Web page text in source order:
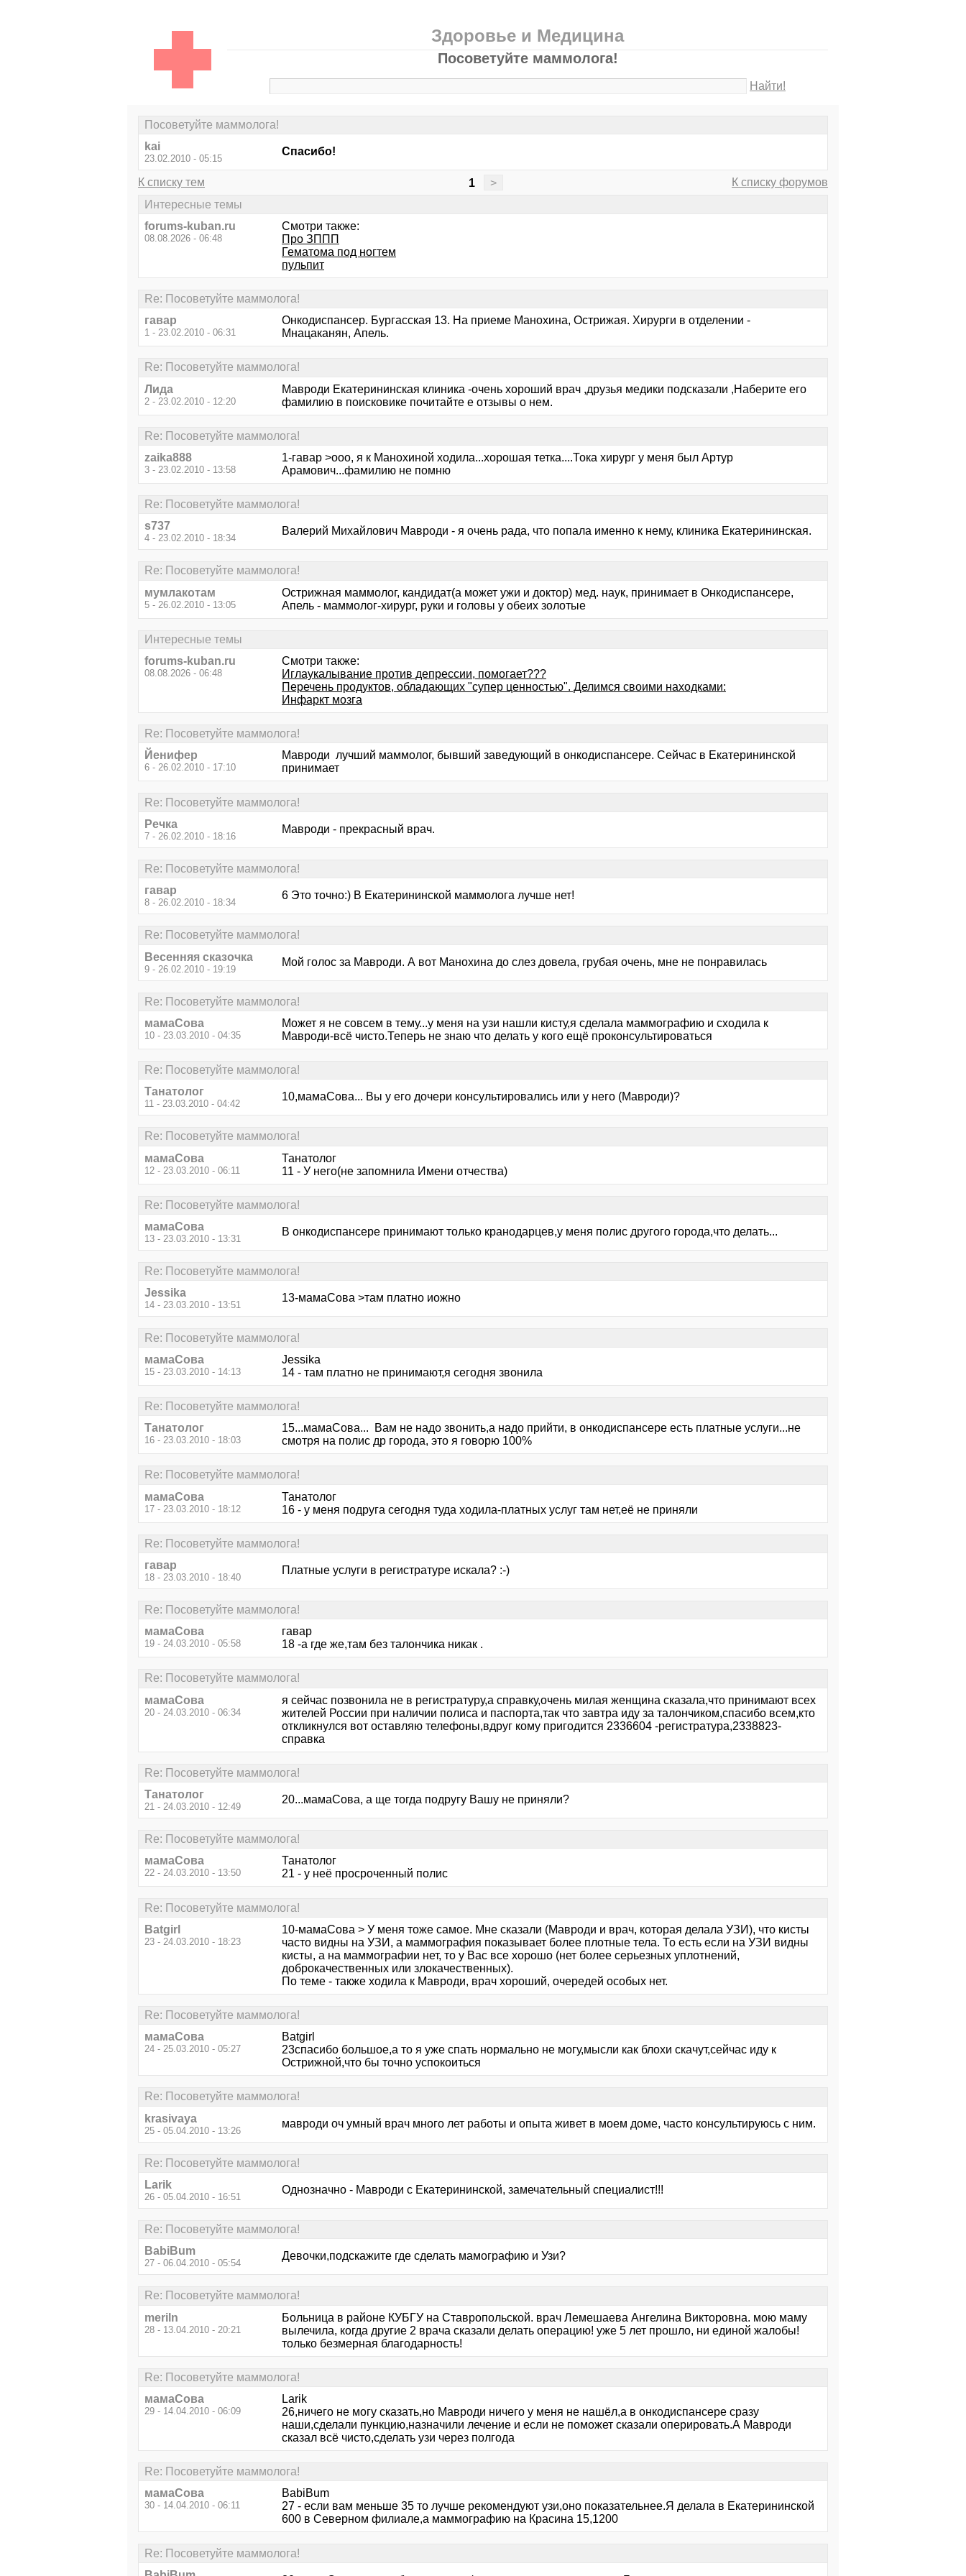
Здоровье и Медицина
Посоветуйте маммолога!
Найти!
Посоветуйте маммолога!
kai
23.02.2010 - 05:15
Спасибо!
К списку тем 1 >
К списку форумов
Интересные темы
forums-kuban.ru
08.08.2026 - 06:48
Смотри также:
Про ЗППП
Гематома под ногтем
пульпит
Re: Посоветуйте маммолога!
гавар
1 - 23.02.2010 - 06:31
Онкодиспансер. Бургасская 13. На приеме Манохина, Острижая. Хирурги в отделении -
Мнацаканян, Апель.
Re: Посоветуйте маммолога!
Лида
2 - 23.02.2010 - 12:20
Мавроди Екатерининская клиника -очень хороший врач ,друзья медики подсказали ,Наберите его
фамилию в поисковике почитайте е отзывы о нем.
Re: Посоветуйте маммолога!
zaika888
3 - 23.02.2010 - 13:58
1-гавар >ооо, я к Манохиной ходила...хорошая тетка....Тока хирург у меня был Артур
Арамович...фамилию не помню
Re: Посоветуйте маммолога!
s737
4 - 23.02.2010 - 18:34
Валерий Михайлович Мавроди - я очень рада, что попала именно к нему, клиника Екатерининская.
Re: Посоветуйте маммолога!
мумлакотам
5 - 26.02.2010 - 13:05
Острижная маммолог, кандидат(а может ужи и доктор) мед. наук, принимает в Онкодиспансере,
Апель - маммолог-хирург, руки и головы у обеих золотые
Интересные темы
forums-kuban.ru
08.08.2026 - 06:48
Смотри также:
Иглаукалывание против депрессии, помогает???
Перечень продуктов, обладающих "супер ценностью". Делимся своими находками:
Инфаркт мозга
Re: Посоветуйте маммолога!
Йенифер
6 - 26.02.2010 - 17:10
Мавроди лучший маммолог, бывший заведующий в онкодиспансере. Сейчас в Екатерининской
принимает
Re: Посоветуйте маммолога!
Речка
7 - 26.02.2010 - 18:16
Мавроди - прекрасный врач.
Re: Посоветуйте маммолога!
гавар
8 - 26.02.2010 - 18:34
6 Это точно:) В Екатерининской маммолога лучше нет!
Re: Посоветуйте маммолога!
Весенняя сказочка
9 - 26.02.2010 - 19:19
Мой голос за Мавроди. А вот Манохина до слез довела, грубая очень, мне не понравилась
Re: Посоветуйте маммолога!
мамаСова
10 - 23.03.2010 - 04:35
Может я не совсем в тему...у меня на узи нашли кисту,я сделала маммографию и сходила к
Мавроди-всё чисто.Теперь не знаю что делать у кого ещё проконсультироваться
Re: Посоветуйте маммолога!
Танатолог
11 - 23.03.2010 - 04:42
10,мамаСова... Вы у его дочери консультировались или у него (Мавроди)?
Re: Посоветуйте маммолога!
мамаСова
12 - 23.03.2010 - 06:11
Танатолог
11 - У него(не запомнила Имени отчества)
Re: Посоветуйте маммолога!
мамаСова
13 - 23.03.2010 - 13:31
В онкодиспансере принимают только кранодарцев,у меня полис другого города,что делать...
Re: Посоветуйте маммолога!
Jessika
14 - 23.03.2010 - 13:51
13-мамаСова >там платно иожно
Re: Посоветуйте маммолога!
мамаСова
15 - 23.03.2010 - 14:13
Jessika
14 - там платно не принимают,я сегодня звонила
Re: Посоветуйте маммолога!
Танатолог
16 - 23.03.2010 - 18:03
15...мамаСова... Вам не надо звонить,а надо прийти, в онкодиспансере есть платные услуги...не
смотря на полис др города, это я говорю 100%
Re: Посоветуйте маммолога!
мамаСова
17 - 23.03.2010 - 18:12
Танатолог
16 - у меня подруга сегодня туда ходила-платных услуг там нет,её не приняли
Re: Посоветуйте маммолога!
гавар
18 - 23.03.2010 - 18:40
Платные услуги в регистратуре искала? :-)
Re: Посоветуйте маммолога!
мамаСова
19 - 24.03.2010 - 05:58
гавар
18 -а где же,там без талончика никак .
Re: Посоветуйте маммолога!
мамаСова
20 - 24.03.2010 - 06:34
я сейчас позвонила не в регистратуру,а справку,очень милая женщина сказала,что принимают всех
жителей России при наличии полиса и паспорта,так что завтра иду за талончиком,спасибо всем,кто
откликнулся вот оставляю телефоны,вдруг кому пригодится 2336604 -регистратура,2338823-
справка
Re: Посоветуйте маммолога!
Танатолог
21 - 24.03.2010 - 12:49
20...мамаСова, а ще тогда подругу Вашу не приняли?
Re: Посоветуйте маммолога!
мамаСова
22 - 24.03.2010 - 13:50
Танатолог
21 - у неё просроченный полис
Re: Посоветуйте маммолога!
Batgirl
23 - 24.03.2010 - 18:23
10-мамаСова > У меня тоже самое. Мне сказали (Мавроди и врач, которая делала УЗИ), что кисты
часто видны на УЗИ, а маммография показывает более плотные тела. То есть если на УЗИ видны
кисты, а на маммографии нет, то у Вас все хорошо (нет более серьезных уплотнений,
доброкачественных или злокачественных).
По теме - также ходила к Мавроди, врач хороший, очередей особых нет.
Re: Посоветуйте маммолога!
мамаСова
24 - 25.03.2010 - 05:27
Batgirl
23спасибо большое,а то я уже спать нормально не могу,мысли как блохи скачут,сейчас иду к
Острижной,что бы точно успокоиться
Re: Посоветуйте маммолога!
krasivaya
25 - 05.04.2010 - 13:26
мавроди оч умный врач много лет работы и опыта живет в моем доме, часто консультируюсь с ним.
Re: Посоветуйте маммолога!
Larik
26 - 05.04.2010 - 16:51
Однозначно - Мавроди с Екатерининской, замечательный специалист!!!
Re: Посоветуйте маммолога!
BabiBum
27 - 06.04.2010 - 05:54
Девочки,подскажите где сделать мамографию и Узи?
Re: Посоветуйте маммолога!
meriln
28 - 13.04.2010 - 20:21
Больница в районе КУБГУ на Ставропольской. врач Лемешаева Ангелина Викторовна. мою маму
вылечила, когда другие 2 врача сказали делать операцию! уже 5 лет прошло, ни единой жалобы!
только безмерная благодарность!
Re: Посоветуйте маммолога!
мамаСова
29 - 14.04.2010 - 06:09
Larik
26,ничего не могу сказать,но Мавроди ничего у меня не нашёл,а в онкодиспансере сразу
наши,сделали пункцию,назначили лечение и если не поможет сказали оперировать.А Мавроди
сказал всё чисто,сделать узи через полгода
Re: Посоветуйте маммолога!
мамаСова
30 - 14.04.2010 - 06:11
BabiBum
27 - если вам меньше 35 то лучше рекомендуют узи,оно показательнее.Я делала в Екатерининской
600 в Северном филиале,а маммографию на Красина 15,1200
Re: Посоветуйте маммолога!